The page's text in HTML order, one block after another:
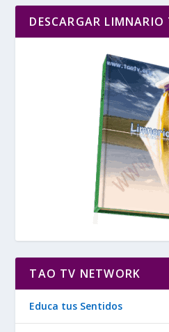
DESCARGAR
TAO TV NETWORK
Educa tus Sentidos